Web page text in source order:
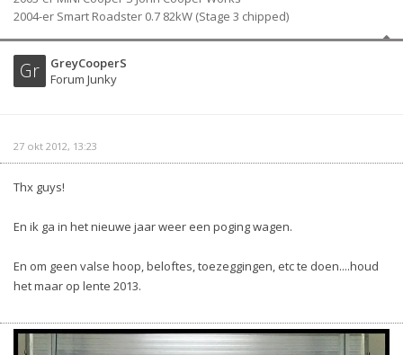
2004-er Smart Roadster 0.7 82kW (Stage 3 chipped)
Gr
GreyCooperS
Forum Junky
27 okt 2012, 13:23
Thx guys!
En ik ga in het nieuwe jaar weer een poging wagen.
En om geen valse hoop, beloftes, toezeggingen, etc te doen....houd
het maar op lente 2013.